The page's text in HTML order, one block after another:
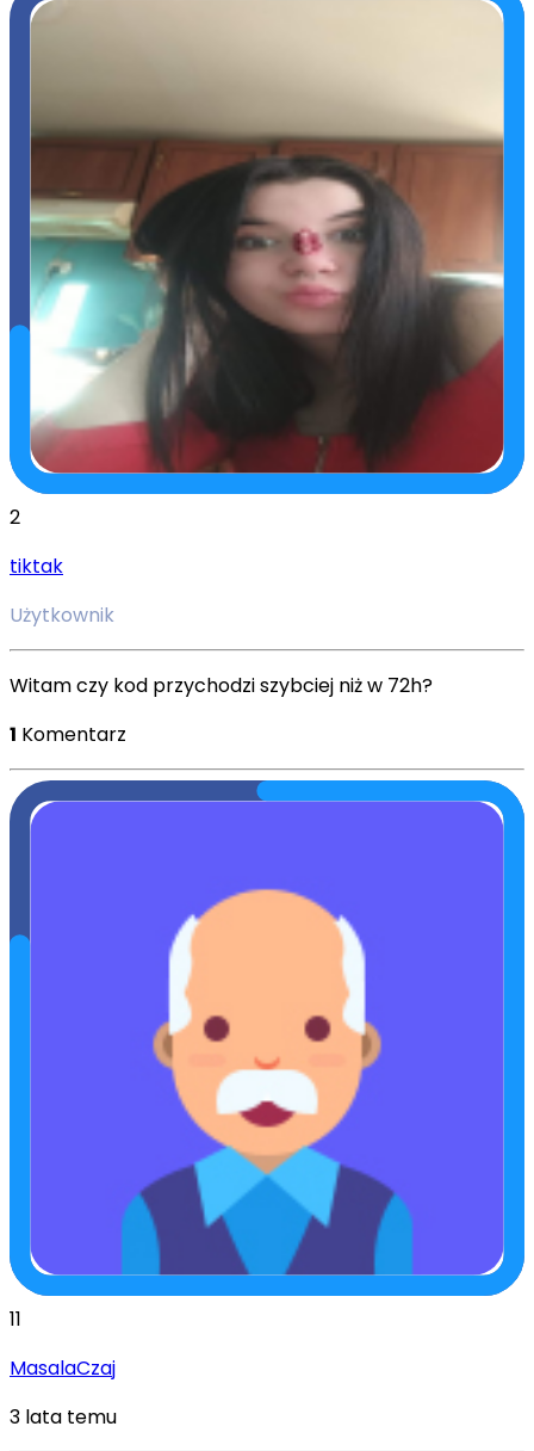
2
tiktak
Użytkownik
Witam czy kod przychodzi szybciej niż w 72h?
1 Komentarz
11
MasalaCzaj
3 lata temu